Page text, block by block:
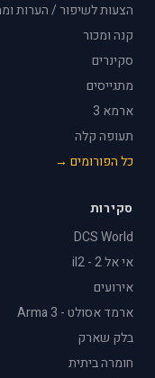
הצעות לשיפור / הערות
קנה ומכור
סקינרים
מתגייסים
ארמא 3
תעופה קלה
כל הפורומים →
סקירות
DCS World
אי אל 2 - il2
אירועים
ארמד אסולט - Arma 3
בלק שארק
חומרה ביתית